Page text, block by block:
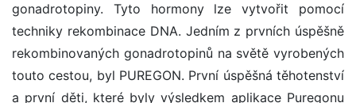
gonadrotopiny. Tyto hormony lze vytvořit pomocí
techniky rekombinace DNA. Jedním z prvních úspěšně
rekombinovaných gonadrotopinů na světě vyrobených
touto cestou, byl PUREGON. První úspěšná těhotenství
a první děti, které byly výsledkem aplikace Puregonu